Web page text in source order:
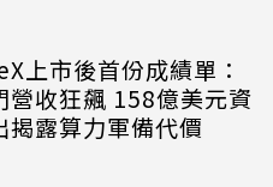
上市後首份成績單：
營收狂飆 158億美元資
揭露算力軍備代價